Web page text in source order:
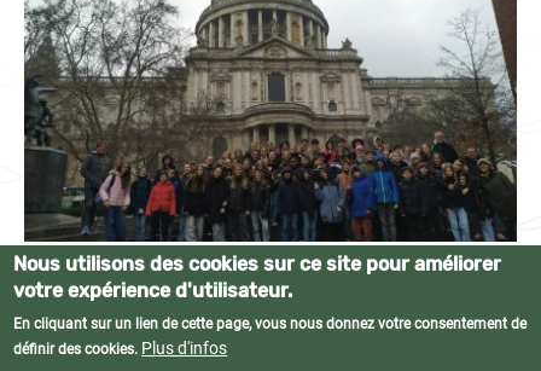
© Collège privé Bobée • Tous droits réservés •Mentions légales•Plan du
site
Nous utilisons des cookies sur ce site pour améliorer
votre expérience d'utilisateur.
En cliquant sur un lien de cette page, vous nous donnez votre consentement de
définir des cookies. Plus d'infos